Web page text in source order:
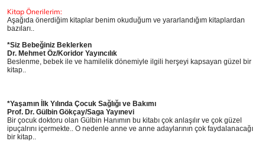
Kitap Önerilerim:
Aşağıda önerdiğim kitaplar benim okuduğum ve yararlandığım kitaplardan
bazıları..
*Siz Bebeğiniz Beklerken
Dr. Mehmet Öz/Koridor Yayıncılık
Beslenme, bebek ile ve hamilelik dönemiyle ilgili herşeyi kapsayan güzel bir
kitap..
*Yaşamın İlk Yılında Çocuk Sağlığı ve Bakımı
Prof. Dr. Gülbin Gökçay/Saga Yayınevi
Bir çocuk doktoru olan Gülbin Hanımın bu kitabı çok anlaşılır ve çok güzel
ipuçalrını içermekte.. O nedenle anne ve anne adaylarının çok faydalanacağı
bir kitap..